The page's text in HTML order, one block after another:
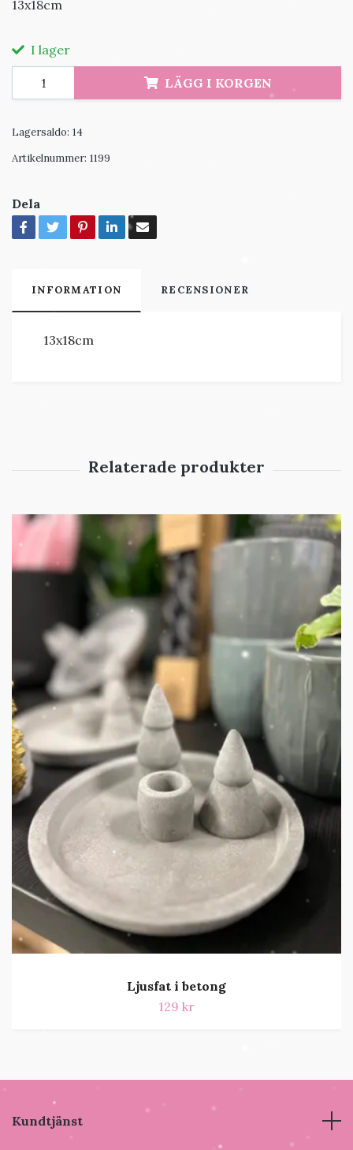
13x18cm
I lager
LÄGG I KORGEN
Lagersaldo: 14
Artikelnummer: 1199
Dela
INFORMATION RECENSIONER
13x18cm
Ljusfat i betong
129 kr
Kundtjänst